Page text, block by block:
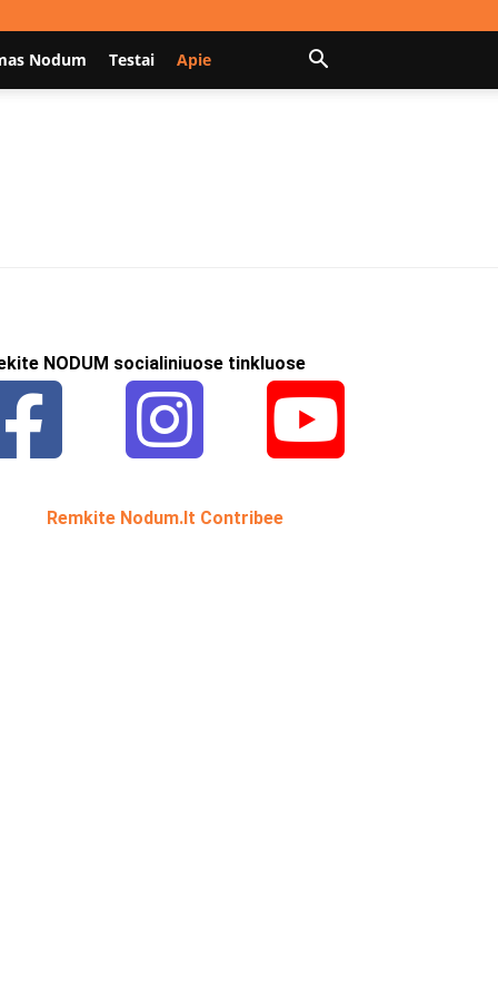
Nodum Testai Apie
NODUM socialiniuose tinkluose
Remkite Nodum.lt Contribee